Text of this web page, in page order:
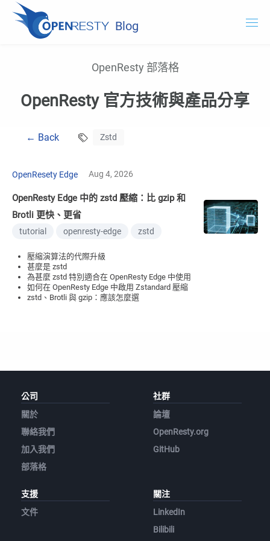
Blog
OpenResty Edge
文件
試用 OpenResty XRay
OpenResty 部落格
OpenResty 官方技術與產品分享
← Back Zstd
OpenResety Edge Aug 4, 2026
OpenResty Edge 中的 zstd 壓縮：比 gzip 和
Brotli 更快、更省
tutorial openresty-edge zstd
壓縮演算法的代際升級
甚麼是 zstd
為甚麼 zstd 特別適合在 OpenResty Edge 中使用
如何在 OpenResty Edge 中啟用 Zstandard 壓縮
zstd、Brotli 與 gzip：應該怎麼選
公司
關於
聯絡我們
加入我們
部落格
社群
論壇
OpenResty.org
GitHub
支援
文件
關注
LinkedIn
Bilibili